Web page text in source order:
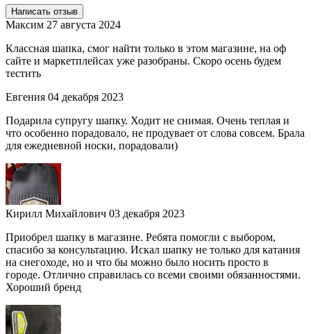
Написать отзыв
Максим 27 августа 2024
Классная шапка, смог найти только в этом магазине, на оф
сайте и маркетплейсах уже разобраны. Скоро осень будем
тестить
Евгения 04 декабря 2023
Подарила супругу шапку. Ходит не снимая. Очень теплая и
что особенно порадовало, не продувает от слова совсем. Брала
для ежедневной носки, порадовали)
Кирилл Михайлович 03 декабря 2023
Приобрел шапку в магазине. Ребята помогли с выбором,
спасибо за консультацию. Искал шапку не только для катания
на снегоходе, но и что бы можно было носить просто в
городе. Отлично справилась со всеми своими обязанностями.
Хороший бренд